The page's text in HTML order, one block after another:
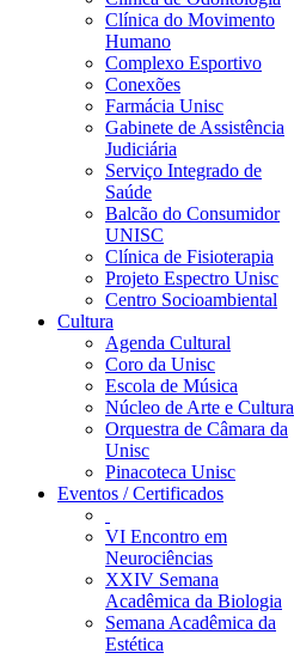
Clínica do Movimento
Humano
Complexo Esportivo
Conexões
Farmácia Unisc
Gabinete de Assistência
Judiciária
Serviço Integrado de
Saúde
Balcão do Consumidor
UNISC
Clínica de Fisioterapia
Projeto Espectro Unisc
Centro Socioambiental
Cultura
Agenda Cultural
Coro da Unisc
Escola de Música
Núcleo de Arte e Cultura
Orquestra de Câmara da
Unisc
Pinacoteca Unisc
Eventos / Certificados
VI Encontro em
Neurociências
XXIV Semana
Acadêmica da Biologia
Semana Acadêmica da
Estética